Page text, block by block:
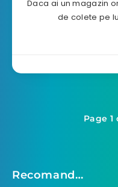
Daca ai un magazin
de colete pe
Page 1
Recomand…